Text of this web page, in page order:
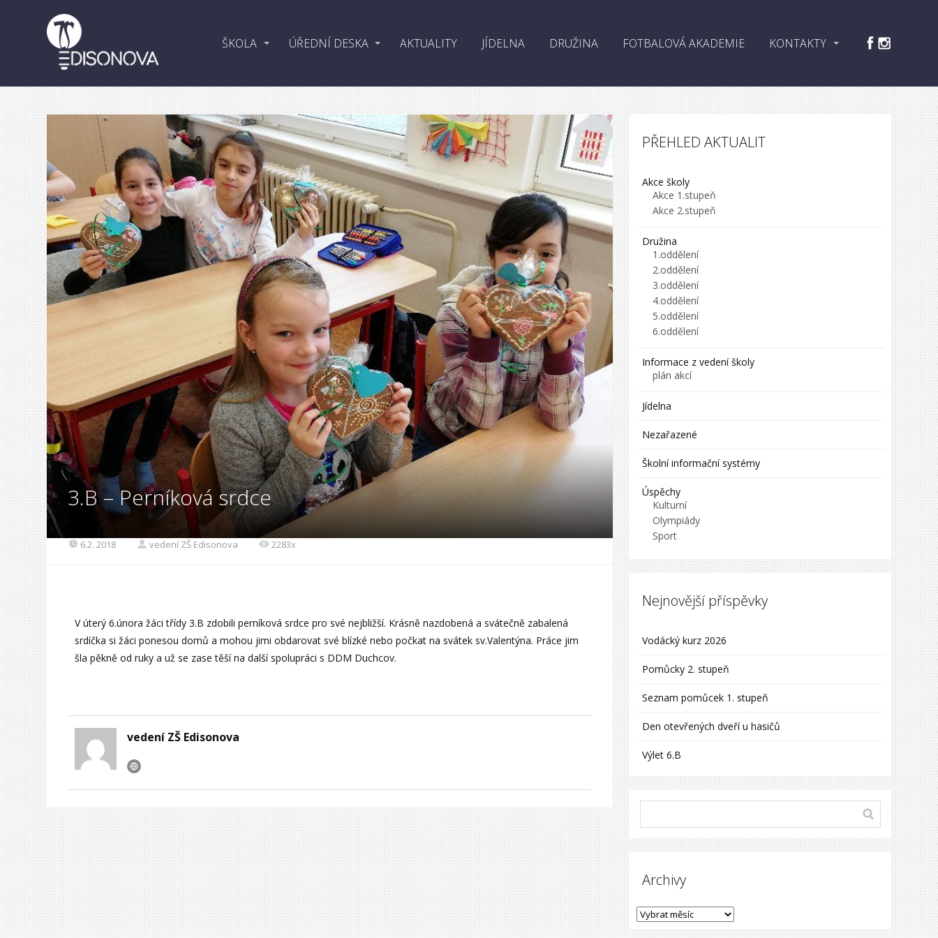
ŠKOLA ÚŘEDNÍ DESKA AKTUALITY JÍDELNA DRUŽINA FOTBALOVÁ AKADEMIE KONTAKTY
3.B – Perníková srdce
6.2. 2018 vedení ZŠ Edisonova 2283x
V úterý 6.února žáci třídy 3.B zdobili perníková srdce pro své nejbližší. Krásně nazdobená a svátečně zabalená
srdíčka si žáci ponesou domů a mohou jimi obdarovat své blízké nebo počkat na svátek sv.Valentýna. Práce jim
šla pěkně od ruky a už se zase těší na další spolupráci s DDM Duchcov.
vedení ZŠ Edisonova
PŘEHLED AKTUALIT
Akce školy
Akce 1.stupeň
Akce 2.stupeň
Družina
1.oddělení
2.oddělení
3.oddělení
4.oddělení
5.oddělení
6.oddělení
Informace z vedení školy
plán akcí
Jídelna
Nezařazené
Školní informační systémy
Úspěchy
Kulturní
Olympiády
Sport
Nejnovější příspěvky
Vodácký kurz 2026
Pomůcky 2. stupeň
Seznam pomůcek 1. stupeň
Den otevřených dveří u hasičů
Výlet 6.B
Archivy